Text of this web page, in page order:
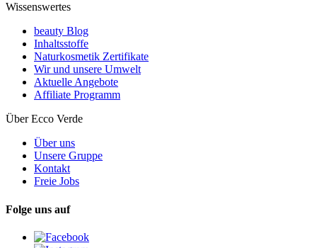
Wissenswertes
beauty Blog
Inhaltsstoffe
Naturkosmetik Zertifikate
Wir und unsere Umwelt
Aktuelle Angebote
Affiliate Programm
Über Ecco Verde
Über uns
Unsere Gruppe
Kontakt
Freie Jobs
Folge uns auf